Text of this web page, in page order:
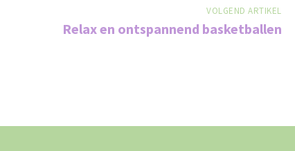
VOLGEND ARTIKEL
Relax en ontspannend basketballen